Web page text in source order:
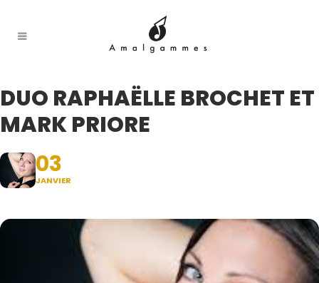
DUO RAPHAËLLE BROCHET ET
MARK PRIORE
03
JANVIER